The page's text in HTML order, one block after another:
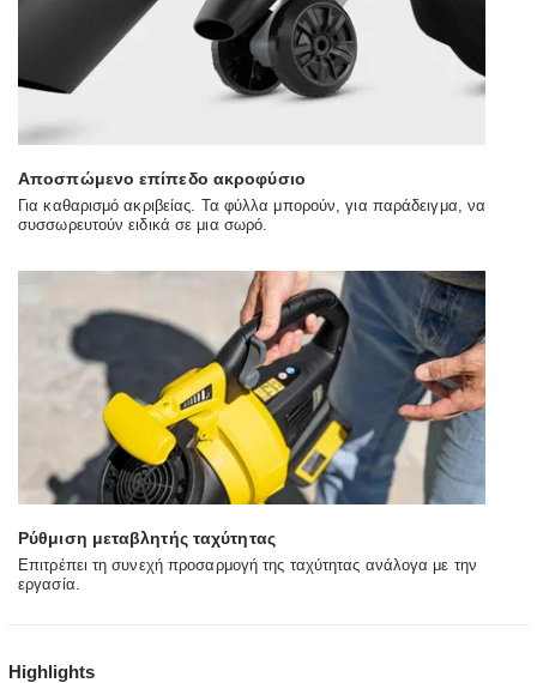
Αποσπώμενο επίπεδο ακροφύσιο
Για καθαρισμό ακριβείας. Τα φύλλα μπορούν, για παράδειγμα, να
συσσωρευτούν ειδικά σε μια σωρό.
Ρύθμιση μεταβλητής ταχύτητας
Επιτρέπει τη συνεχή προσαρμογή της ταχύτητας ανάλογα με την
εργασία.
Highlights